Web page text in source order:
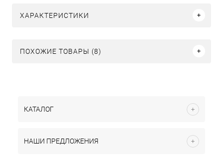
ХАРАКТЕРИСТИКИ
ПОХОЖИЕ ТОВАРЫ (8)
КАТАЛОГ
НАШИ ПРЕДЛОЖЕНИЯ